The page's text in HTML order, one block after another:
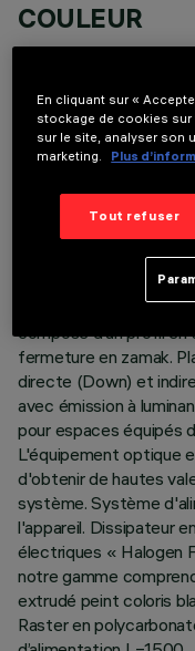
COULEUR
DERNIÈRE MISE À JOUR:
Corps éclairant
compose d’un profil
fermeture en zamak.
directe (Down) et
avec émission à
pour espaces équipés
L'équipement optique
d'obtenir de hautes
système. Système
l'appareil. Dissipateur
électriques « Halogen
notre gamme
extrudé peint coloris
Raster en
En cliquant sur «
stockage de cookies
sur le site, analyser son
marketing.
Plus
Tout refuser